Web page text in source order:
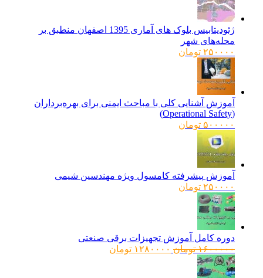
ژئودیتابیس بلوک های آماری 1395 اصفهان منطبق بر
محله‌های شهر
۲۵۰۰۰۰ تومان
آموزش آشنایی کلی با مباحث ایمنی برای بهره‌برداران
۵۰۰۰۰۰ تومان
آموزش پیشرفته کامسول ویژه مهندسین شیمی
۲۵۰۰۰۰ تومان
دوره کامل آموزش تجهیزات برقی صنعتی
۱۶۰۰۰۰۰ تومانقیمت
۱۲۸۰۰۰۰ تومانقیمت